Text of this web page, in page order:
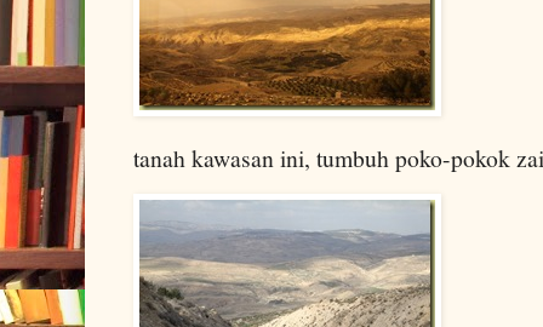
tanah kawasan ini, tumbuh poko-pokok